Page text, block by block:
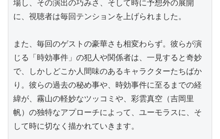
場し、その演出の巧みさ、そして時に予想外の展開
に、視聴者は毎回テンションを上げられました。
また、毎回のゲストの豪華さも相変わらず。彼らが演
じる「時効事件」の犯人や関係者は、一見すると奇妙
で、しかしどこか人間味のあるキャラクターたちばか
り。彼らの過去の秘め事や、時効事件に至るまでの経
緯が、霧山の軽妙なツッコミや、彩雲真空（吉岡里
帆）の独特なアプローチによって、ユーモラスに、そ
して時に切なく描かれていきます。